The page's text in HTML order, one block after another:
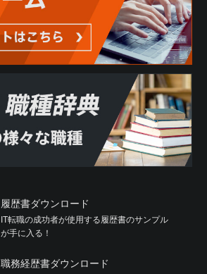
履歴書ダウンロード
IT転職の成功者が使用する履歴書のサンプル
が手に入る！
職務経歴書ダウンロード